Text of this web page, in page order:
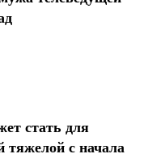
стать для
тяжелой с начала